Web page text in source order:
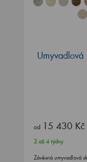
od 15 430 Kč
2 až 4 týdny
Závěsná umyvadlová